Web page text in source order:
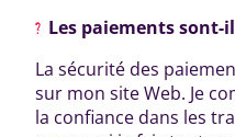
Les paiements sont-
La sécurité des
sur mon site Web. Je
la confiance dans les